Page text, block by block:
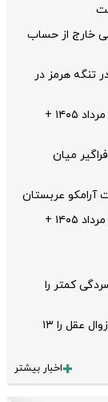
خارج از حساب
تنگه هرمز در
قیمت دلار و قیمت یورو امروز یکشنبه ۱۸ مرداد ۱۴۰۵ +
میان
عربستان
قیمت سکه و قیمت طلا امروز یکشنبه ۱۸ مرداد ۱۴۰۵ +
کمتر را
با رعایت این سه مورد در میانسالی، خطر زوال عقل را ۱۳
اخبار بیشتر